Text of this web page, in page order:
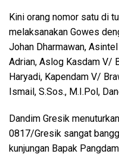
Kini orang nomor satu di
melaksanakan Gowes
Johan Dharmawan,
Adrian, Aslog Kasdam V/
Haryadi, Kapendam V/
Ismail, S.Sos., M.I.Pol,
Dandim Gresik
0817/Gresik sangat
kunjungan Bapak